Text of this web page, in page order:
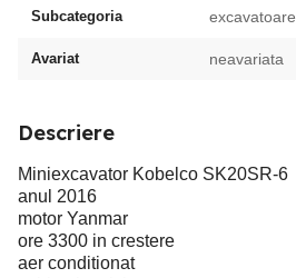
Subcategoria excavatoare
Avariat neavariata
Descriere
Miniexcavator Kobelco SK20SR-6
anul 2016
motor Yanmar
ore 3300 in crestere
aer conditionat